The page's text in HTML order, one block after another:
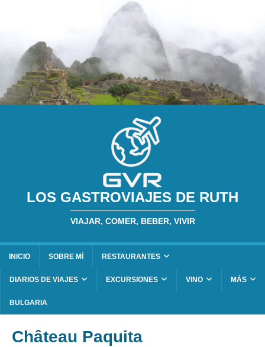
LOS GASTROVIAJES DE RUTH
VIAJAR, COMER, BEBER, VIVIR
INICIO SOBRE MÍ RESTAURANTES
DIARIOS DE VIAJES EXCURSIONES VINO MÁS
BULGARIA
Château Paquita